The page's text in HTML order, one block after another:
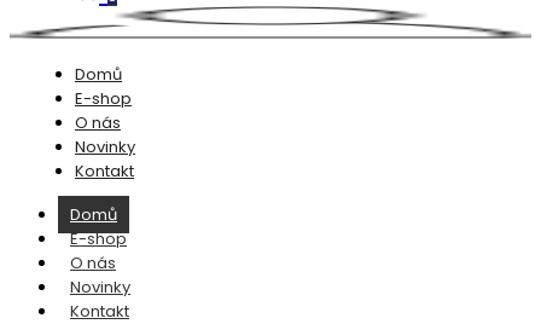
Domů
E-shop
O nás
Novinky
Kontakt
Domů
E-shop
O nás
Novinky
Kontakt